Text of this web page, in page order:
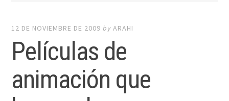
12 DE NOVIEMBRE DE 2009 byARAHI
Películas de
animación que